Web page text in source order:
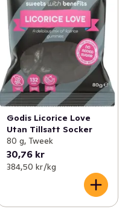
Godis Licorice Love
Utan Tillsatt Socker
80 g, Tweek
30,76 kr
384,50 kr /kg